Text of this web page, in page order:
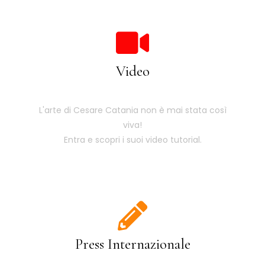
Video
L'arte di Cesare Catania non è mai stata così
viva!
Entra e scopri i suoi video tutorial.
Press Internazionale